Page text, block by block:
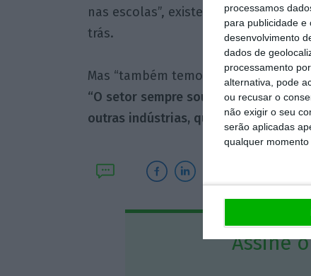
processamos
para publicidade e
desenvolvimento
dados de
processamento
alternativa, pode
ou recusar o
não exigir o seu
serão aplicadas
qualquer
nas escolas”, existe uma
trás.
Mas “também temos de
“O setor sempre soube atrair
outras indústrias, que são maissexy.”
Assine